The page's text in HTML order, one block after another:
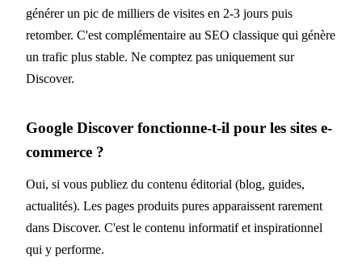
générer un pic de milliers de visites en 2-3 jours puis
retomber. C'est complémentaire au SEO classique qui génère
un trafic plus stable. Ne comptez pas uniquement sur
Discover.
Google Discover fonctionne-t-il pour les sites e-
commerce ?
Oui, si vous publiez du contenu éditorial (blog, guides,
actualités). Les pages produits pures apparaissent rarement
dans Discover. C'est le contenu informatif et inspirationnel
qui y performe.